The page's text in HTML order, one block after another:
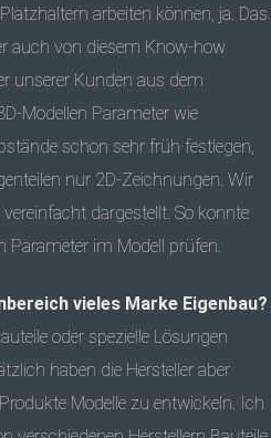
arbeiten können, ja. Das
auch von diesem Know-how
unserer Kunden aus dem
Modellen Parameter wie
schon sehr früh festlegen,
nur 2D-Zeichnungen. Wir
dargestellt. So konnte
Parameter im Modell prüfen.
vieles Marke Eigenbau?
oder spezielle Lösungen
haben die Hersteller aber
Modelle zu entwickeln. Ich